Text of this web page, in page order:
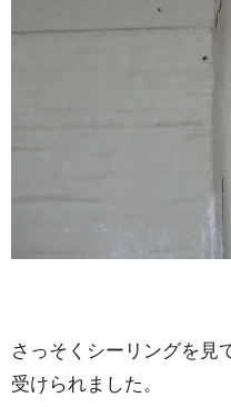
さっそくシーリングを見
受けられました。